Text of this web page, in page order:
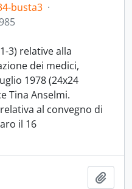
busta3 ·
3) relative alla
dei medici,
1978 (24x24
Tina Anselmi.
al convegno di
il 16